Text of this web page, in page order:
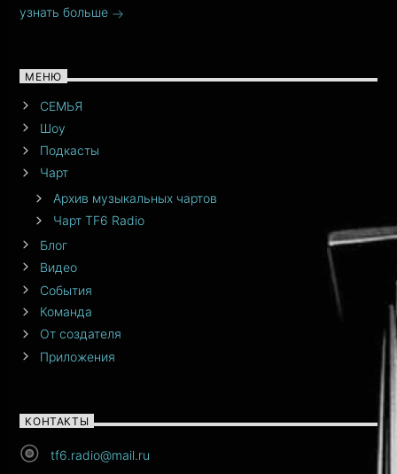
узнать больше
МЕНЮ
СЕМЬЯ
Шоу
Подкасты
Чарт
Архив музыкальных чартов
Чарт TF6 Radio
Блог
Видео
События
Команда
От создателя
Приложения
КОНТАКТЫ
tf6.radio@mail.ru